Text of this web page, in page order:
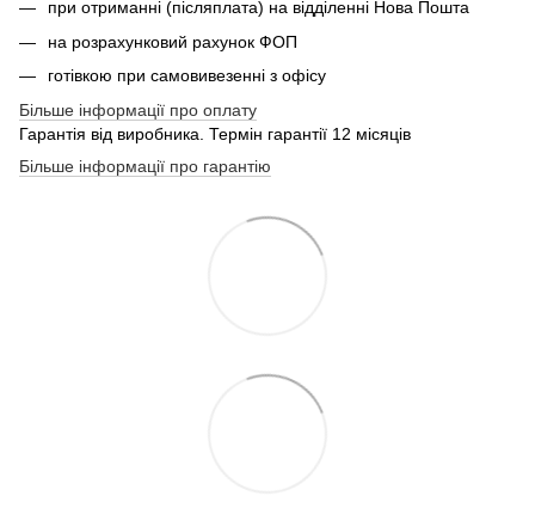
при отриманні (післяплата) на відділенні Нова Пошта
на розрахунковий рахунок ФОП
готівкою при самовивезенні з офісу
Більше інформації про оплату
Гарантія від виробника. Термін гарантії 12 місяців
Більше інформації про гарантію